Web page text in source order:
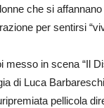
che si
per sentirsi
messo in scena “Il
di Luca
pellicola